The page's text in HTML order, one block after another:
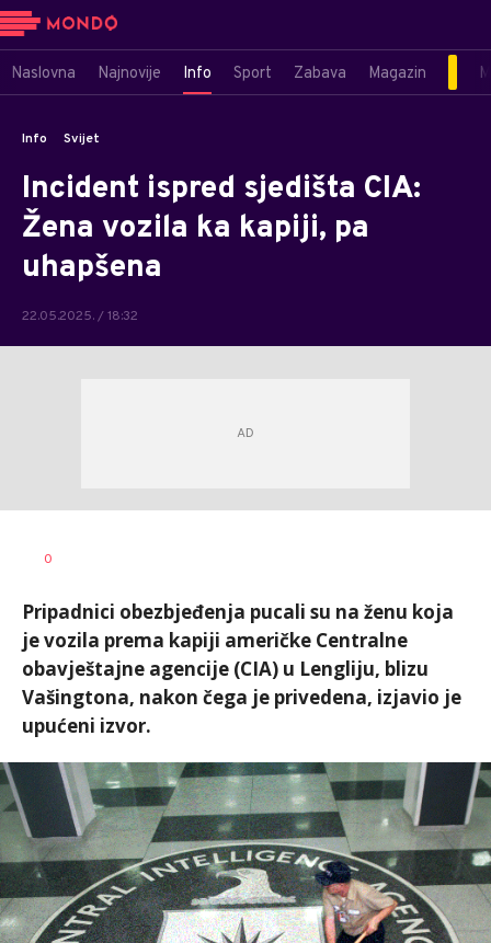
Naslovna Najnovije Info Sport Zabava Magazin
Info Svijet
Incident ispred sjedišta CIA:
Žena vozila ka kapiji, pa
uhapšena
22.05.2025. / 18:32
AUTOR
0
Pripadnici obezbjeđenja pucali su na ženu koja
je vozila prema kapiji američke Centralne
obavještajne agencije (CIA) u Lengliju, blizu
Vašingtona, nakon čega je privedena, izjavio je
upućeni izvor.